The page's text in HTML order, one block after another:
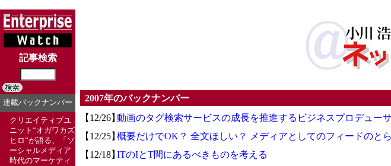
記事検索
連載バックナンバー
クリエイティブユ
ニット“オガワカズ
ヒロ”が語る、「ソ
ーシャルメディア
時代のマーケティ
2007年のバックナンバー
【12/26】動画のタグ検索サービスの成長を推進するビジネスプロデュー
【12/25】概要だけでOK？ 全文ほしい？ メディアとしてのフィードのと
【12/18】ITのIとT間にあるべきものを考える